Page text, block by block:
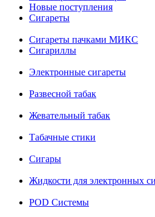
Новые поступления
Сигареты
Сигареты пачками МИКС
Сигариллы
Электронные сигареты
Развесной табак
Жевательный табак
Табачные стики
Сигары
Жидкости для электронных
POD Системы